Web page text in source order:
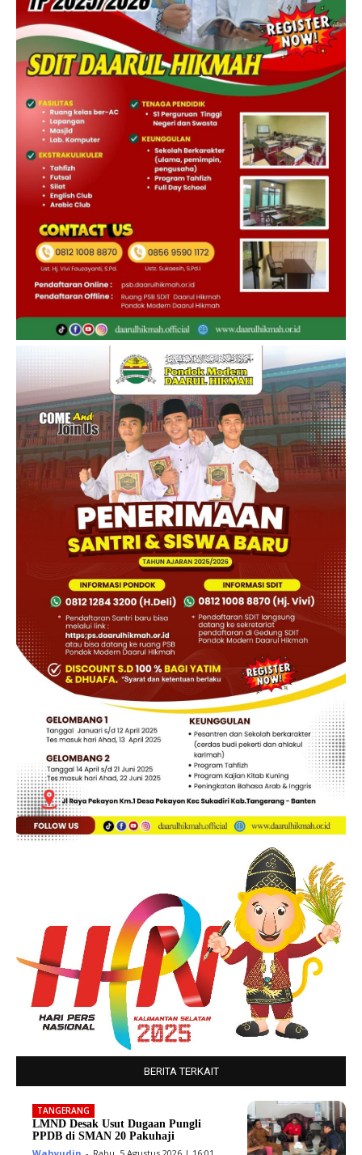
BERITA TERKAIT
TANGERANG
LMND Desak Usut Dugaan Pungli
PPDB di SMAN 20 Pakuhaji